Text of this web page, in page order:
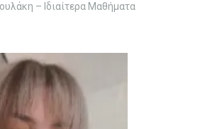
– Ιδιαίτερα Μαθήματα